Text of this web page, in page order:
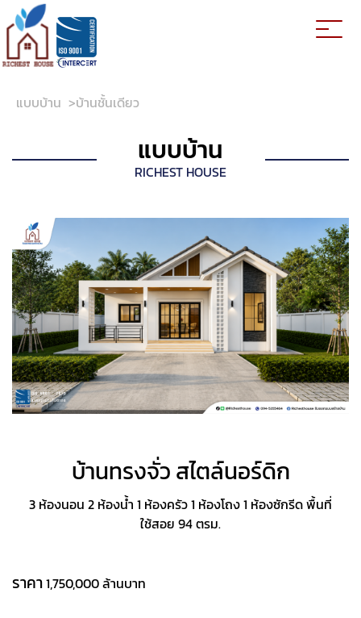
แบบบ้าน >บ้านชั้นเดียว
แบบบ้าน
RICHEST HOUSE
บ้านทรงจั่ว สไตล์นอร์ดิก
3 ห้องนอน 2 ห้องน้ำ 1 ห้องครัว 1 ห้องโถง 1 ห้องซักรีด พื้นที่
ใช้สอย 94 ตรม.
ราคา1,750,000 ล้านบาท